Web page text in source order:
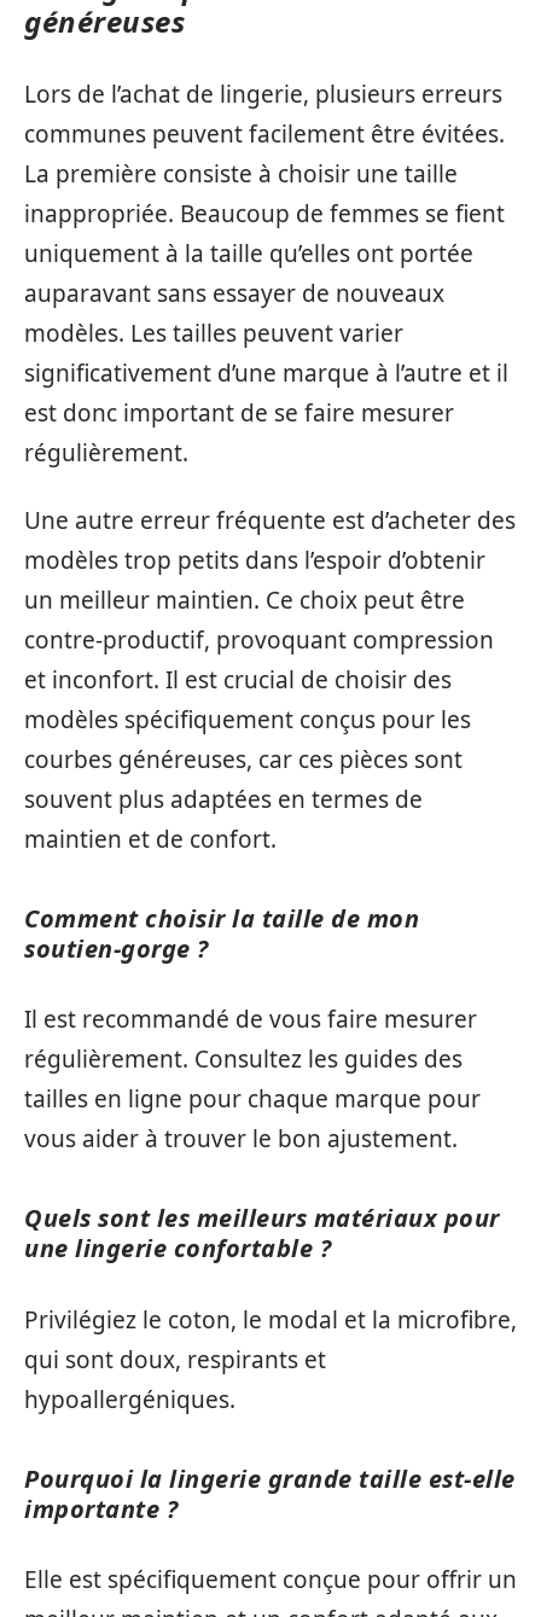
généreuses
Lors de l’achat de lingerie, plusieurs erreurs
communes peuvent facilement être évitées.
La première consiste à choisir une taille
inappropriée. Beaucoup de femmes se fient
uniquement à la taille qu’elles ont portée
auparavant sans essayer de nouveaux
modèles. Les tailles peuvent varier
significativement d’une marque à l’autre et il
est donc important de se faire mesurer
régulièrement.
Une autre erreur fréquente est d’acheter des
modèles trop petits dans l’espoir d’obtenir
un meilleur maintien. Ce choix peut être
contre-productif, provoquant compression
et inconfort. Il est crucial de choisir des
modèles spécifiquement conçus pour les
courbes généreuses, car ces pièces sont
souvent plus adaptées en termes de
maintien et de confort.
Comment choisir la taille de mon
soutien-gorge ?
Il est recommandé de vous faire mesurer
régulièrement. Consultez les guides des
tailles en ligne pour chaque marque pour
vous aider à trouver le bon ajustement.
Quels sont les meilleurs matériaux pour
une lingerie confortable ?
Privilégiez le coton, le modal et la microfibre,
qui sont doux, respirants et
hypoallergéniques.
Pourquoi la lingerie grande taille est-elle
importante ?
Elle est spécifiquement conçue pour offrir un